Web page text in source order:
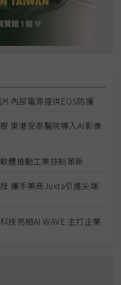
內部電源提供EOS防護
東港安泰醫院導入AI影像
體推動工業控制革新
攜手美商Juxta引進尖端
技亮相AI WAVE 主打企業